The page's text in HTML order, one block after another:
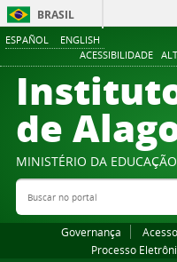
ESPAÑOL ENGLISH
ACESSIBILIDADE
BRASIL
de
MINISTÉRIO DA EDUCAÇÃO
Buscar no portal
Governança
Processo